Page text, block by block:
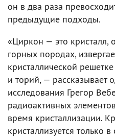
он в два раза
предыдущие подходы.
«Циркон — это кристалл,
горных породах,
кристаллической
и торий, — рассказывает
исследования Грегор
радиоактивных
время кристаллизации.
кристаллизуется только